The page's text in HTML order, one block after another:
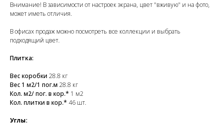
Внимание! В зависимости от настроек экрана, цвет "вживую" и на фото,
может иметь отличия.
В офисах продаж можно посмотреть все коллекции и выбрать
подходящий цвет.
Плитка:
Вес коробки 28.8 кг
Вес 1 м2/1 пог.м 28.8 кг
Кол. м2/ пог. в кор.* 1 м2
Кол. плитки в кор.* 46 шт.
Углы: